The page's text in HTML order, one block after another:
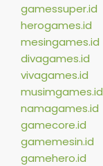
gamessuper.id
herogames.id
mesingames.id
divagames.id
vivagames.id
musimgames.id
namagames.id
gamecore.id
gamemesin.id
gamehero.id